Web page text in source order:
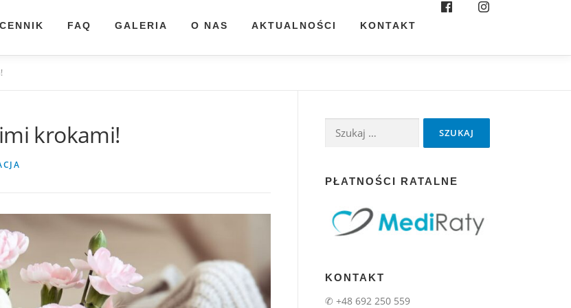
CENNIK FAQ GALERIA O NAS AKTUALNOŚCI KONTAKT
krokami! Szukaj:
PŁATNOŚCI RATALNE
KONTAKT
✆ +48 692 250 559